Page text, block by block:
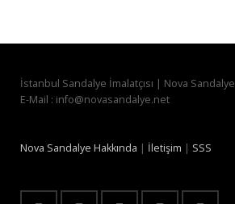
İstanbul Sandalye İmalatçısı | Nova Sandalye
E-Mail : info@novasandalye.net
Nova Sandalye Hakkında | İletişim | SSS